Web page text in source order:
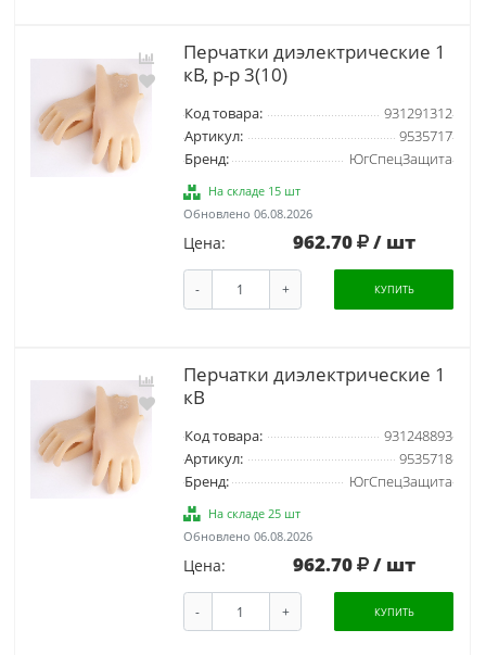
Перчатки диэлектрические 1
кВ, р-р 3(10)
Код товара:
931291312
Артикул:
9535717
Бренд:
ЮгСпецЗащита
На складе 15 шт
Обновлено 06.08.2026
Цена: 962.70 / шт
- + КУПИТЬ
Перчатки диэлектрические 1
кВ
Код товара:
931248893
Артикул:
9535718
Бренд:
ЮгСпецЗащита
На складе 25 шт
Обновлено 06.08.2026
Цена: 962.70 / шт
- + КУПИТЬ